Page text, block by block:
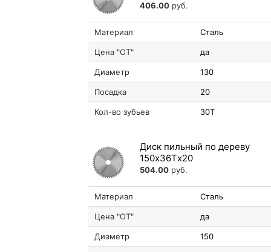
406.00 руб.
Материал Сталь
Цена "ОТ" да
Диаметр 130
Посадка 20
Кол-во зубьев 30T
Диск пильный по дереву
150х36Tх20
504.00 руб.
Материал Сталь
Цена "ОТ" да
Диаметр 150